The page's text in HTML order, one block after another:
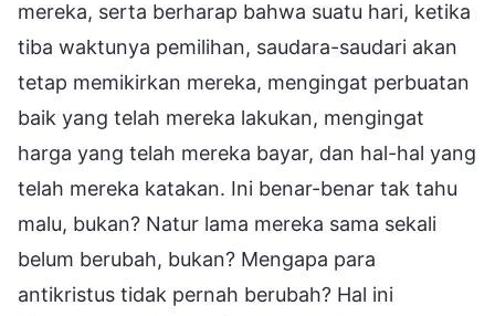
mereka, serta berharap bahwa suatu hari, ketika
tiba waktunya pemilihan, saudara-saudari akan
tetap memikirkan mereka, mengingat perbuatan
baik yang telah mereka lakukan, mengingat
harga yang telah mereka bayar, dan hal-hal yang
telah mereka katakan. Ini benar-benar tak tahu
malu, bukan? Natur lama mereka sama sekali
belum berubah, bukan? Mengapa para
antikristus tidak pernah berubah? Hal ini